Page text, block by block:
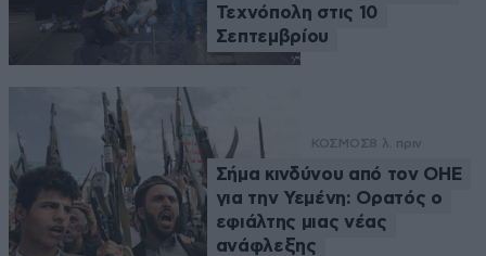
Τεχνόπολη στις 10
Σεπτεμβρίου
ΚΟΣΜΟΣ8 λ. πριν
Σήμα κινδύνου από τον ΟΗΕ
για την Υεμένη: Ορατός ο
εφιάλτης μιας νέας
ανάφλεξης